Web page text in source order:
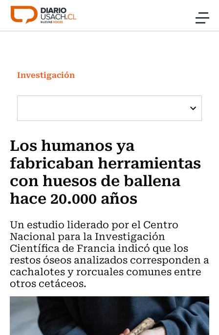
Click acá para ir directamente al contenido
Investigación
Cultura
Programas Radio y TV Usach
Investigación
Los humanos ya
fabricaban herramientas
con huesos de ballena
hace 20.000 años
Un estudio liderado por el Centro
Nacional para la Investigación
Científica de Francia indicó que los
restos óseos analizados corresponden a
cachalotes y rorcuales comunes entre
otros cetáceos.